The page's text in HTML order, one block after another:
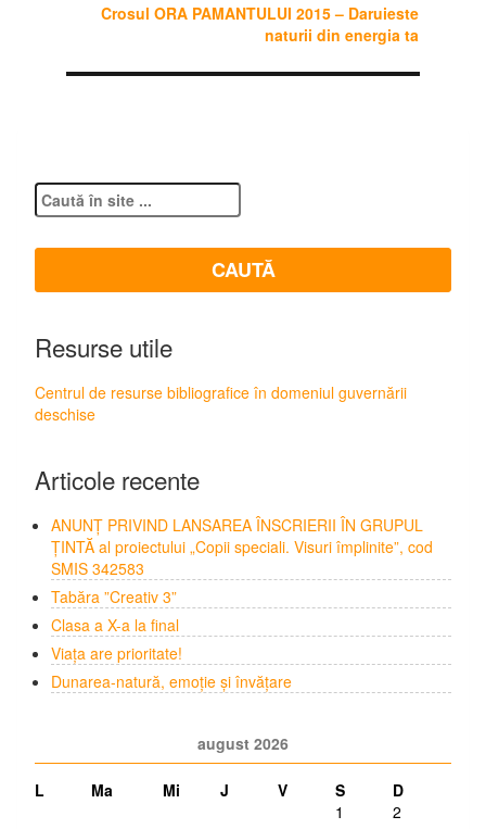
Crosul ORA PAMANTULUI 2015 – Daruieste
naturii din energia ta
Resurse utile
Centrul de resurse bibliografice în domeniul guvernării
deschise
Articole recente
ANUNȚ PRIVIND LANSAREA ÎNSCRIERII ÎN GRUPUL
ȚINTĂ al proiectului „Copii speciali. Visuri împlinite”, cod
SMIS 342583
Tabăra ”Creativ 3”
Clasa a X-a la final
Viața are prioritate!
Dunarea-natură, emoție și învățare
august 2026
L Ma Mi J V S
D
1
2